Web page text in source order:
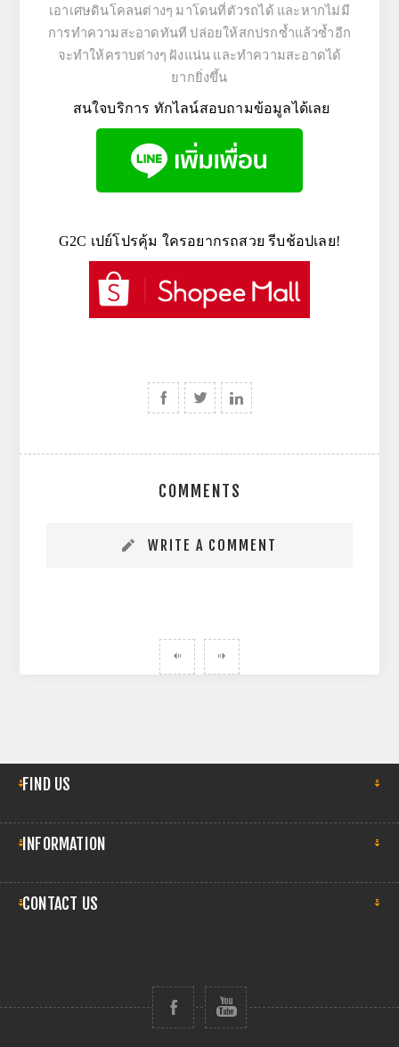
เอาเศษดินโคลนต่างๆ มาโดนที่ตัวรถได้ และหากไม่มี
การทำความสะอาดทันที ปล่อยให้สกปรกซ้ำแล้วซ้ำอีก
จะทำให้คราบต่างๆ ฝังแน่น และทำความสะอาดได้
ยากยิ่งขึ้น
สนใจบริการ ทักไลน์สอบถามข้อมูลได้เลย
G2C เปย์โปรคุ้ม ใครอยากรถสวย รีบช้อปเลย!
COMMENTS
WRITE A COMMENT
FIND US
INFORMATION
CONTACT US